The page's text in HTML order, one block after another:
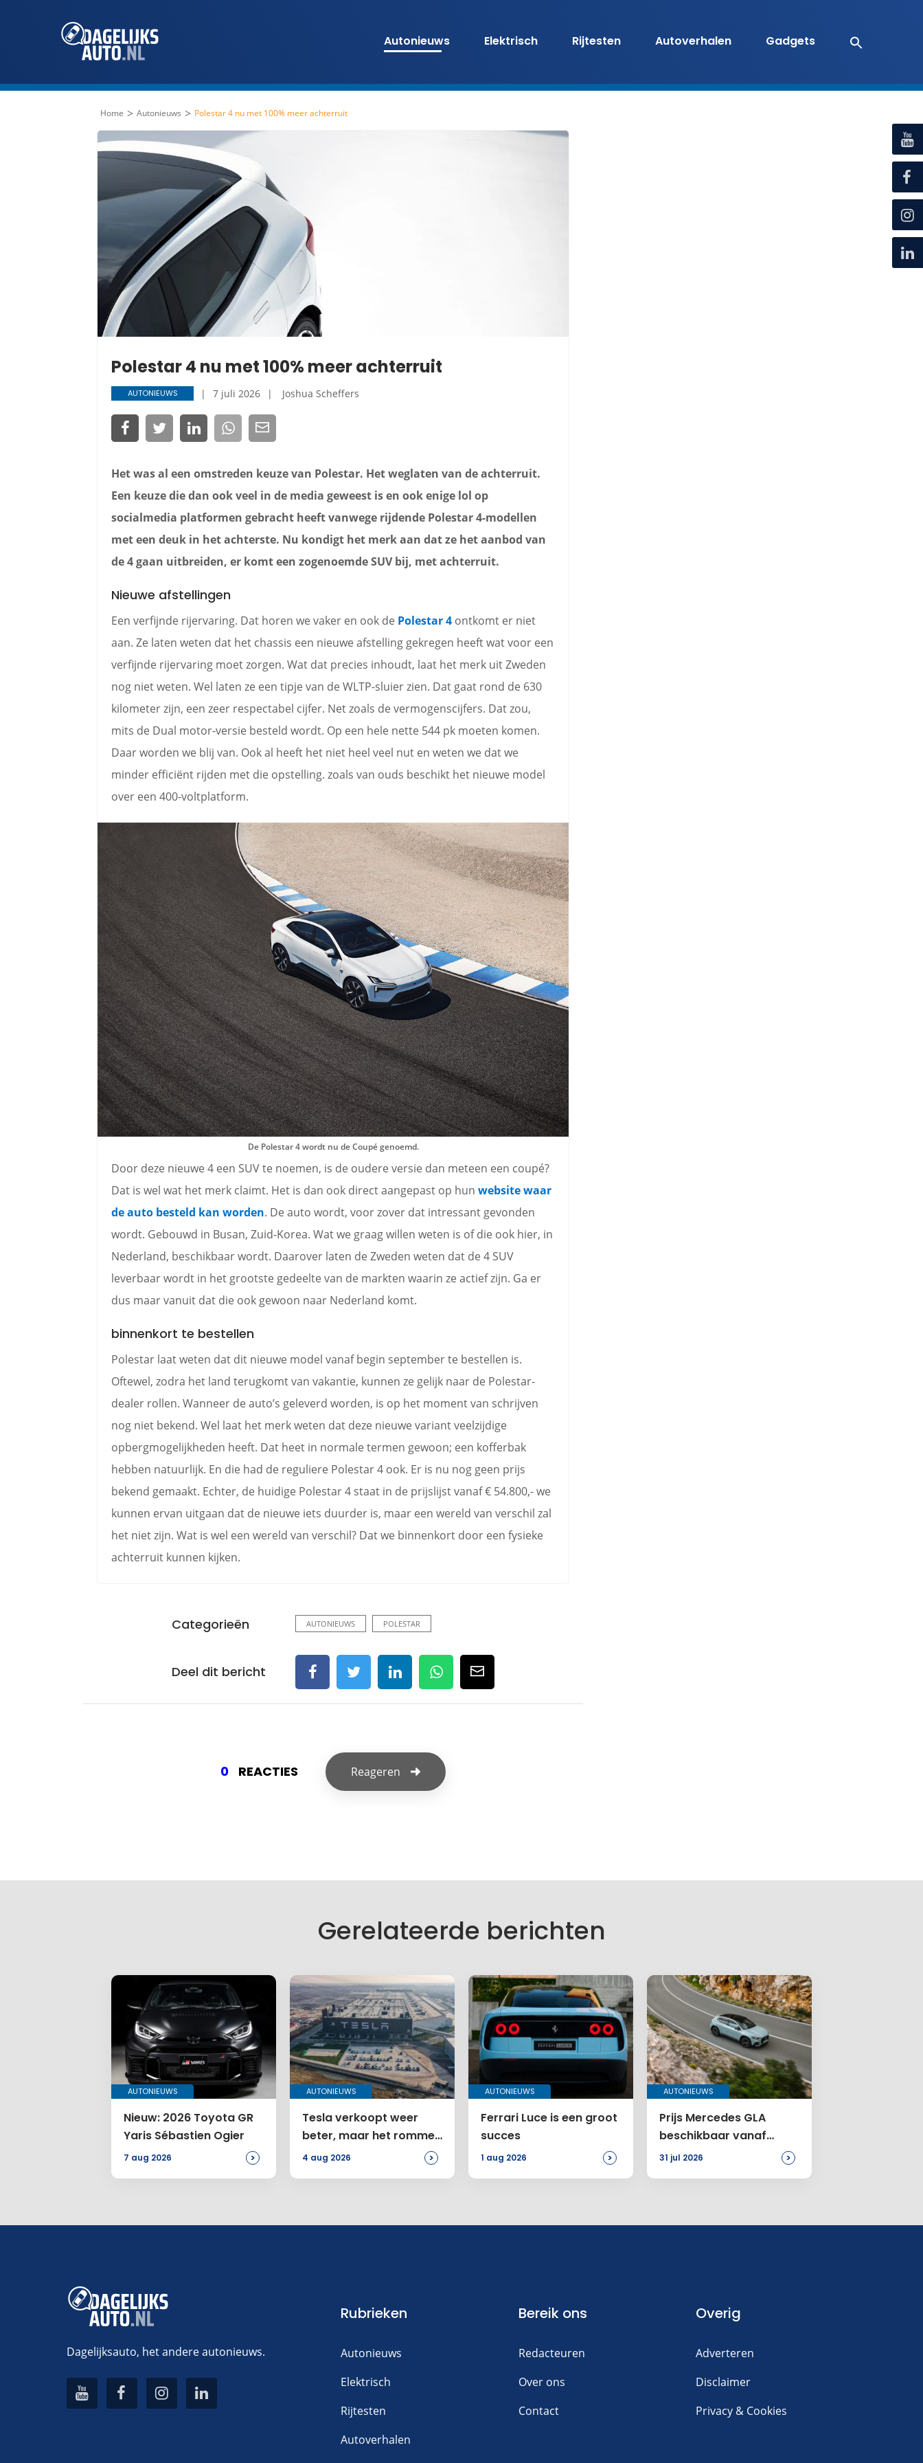
Autonieuws Elektrisch Rijtesten Autoverhalen Gadgets
Home > Autonieuws > Polestar 4 nu met 100% meer achterruit
Polestar 4 nu met 100% meer achterruit
AUTONIEUWS 7 juli 2026 Joshua Scheffers
Het was al een omstreden keuze van Polestar. Het weglaten van de achterruit.
Een keuze die dan ook veel in de media geweest is en ook enige lol op
socialmedia platformen gebracht heeft vanwege rijdende Polestar 4-modellen
met een deuk in het achterste. Nu kondigt het merk aan dat ze het aanbod van
de 4 gaan uitbreiden, er komt een zogenoemde SUV bij, met achterruit.
Nieuwe afstellingen
Een verfijnde rijervaring. Dat horen we vaker en ook de Polestar 4 ontkomt er niet
aan. Ze laten weten dat het chassis een nieuwe afstelling gekregen heeft wat voor een
verfijnde rijervaring moet zorgen. Wat dat precies inhoudt, laat het merk uit Zweden
nog niet weten. Wel laten ze een tipje van de WLTP-sluier zien. Dat gaat rond de 630
kilometer zijn, een zeer respectabel cijfer. Net zoals de vermogenscijfers. Dat zou,
mits de Dual motor-versie besteld wordt. Op een hele nette 544 pk moeten komen.
Daar worden we blij van. Ook al heeft het niet heel veel nut en weten we dat we
minder efficiënt rijden met die opstelling. zoals van ouds beschikt het nieuwe model
over een 400-voltplatform.
De Polestar 4 wordt nu de Coupé genoemd.
Door deze nieuwe 4 een SUV te noemen, is de oudere versie dan meteen een coupé?
Dat is wel wat het merk claimt. Het is dan ook direct aangepast op hun website waar
de auto besteld kan worden. De auto wordt, voor zover dat intressant gevonden
wordt. Gebouwd in Busan, Zuid-Korea. Wat we graag willen weten is of die ook hier, in
Nederland, beschikbaar wordt. Daarover laten de Zweden weten dat de 4 SUV
leverbaar wordt in het grootste gedeelte van de markten waarin ze actief zijn. Ga er
dus maar vanuit dat die ook gewoon naar Nederland komt.
binnenkort te bestellen
Polestar laat weten dat dit nieuwe model vanaf begin september te bestellen is.
Oftewel, zodra het land terugkomt van vakantie, kunnen ze gelijk naar de Polestar-
dealer rollen. Wanneer de auto’s geleverd worden, is op het moment van schrijven
nog niet bekend. Wel laat het merk weten dat deze nieuwe variant veelzijdige
opbergmogelijkheden heeft. Dat heet in normale termen gewoon; een kofferbak
hebben natuurlijk. En die had de reguliere Polestar 4 ook. Er is nu nog geen prijs
bekend gemaakt. Echter, de huidige Polestar 4 staat in de prijslijst vanaf € 54.800,- we
kunnen ervan uitgaan dat de nieuwe iets duurder is, maar een wereld van verschil zal
het niet zijn. Wat is wel een wereld van verschil? Dat we binnenkort door een fysieke
achterruit kunnen kijken.
Categorieën AUTONIEUWS POLESTAR
Deel dit bericht
0 REACTIES Reageren
Naam
E-mail*
Voeg een reactie toe
Gerelateerde berichten
AUTONIEUWS
Nieuw: 2026 Toyota GR
Yaris Sébastien Ogier
7 aug 2026 >
AUTONIEUWS
Tesla verkoopt weer
beter, maar het rommelt
bij de Amerikanen
4 aug 2026 >
AUTONIEUWS
Ferrari Luce is een groot
succes
1 aug 2026 >
AUTONIEUWS
Prijs Mercedes GLA
beschikbaar vanaf
46.899 euro
31 jul 2026 >
Dagelijksauto, het andere autonieuws.
Rubrieken
Autonieuws
Elektrisch
Rijtesten
Autoverhalen
Bereik ons
Redacteuren
Over ons
Contact
Overig
Adverteren
Disclaimer
Privacy & Cookies